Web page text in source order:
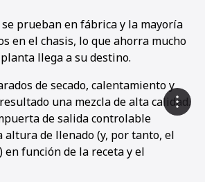
prueban en fábrica y la mayoría
en el chasis, lo que ahorra mucho
llega a su destino.
de secado, calentamiento y
una mezcla de alta calidad.
de salida controlable
de llenado (y, por tanto, el
en función de la receta y el